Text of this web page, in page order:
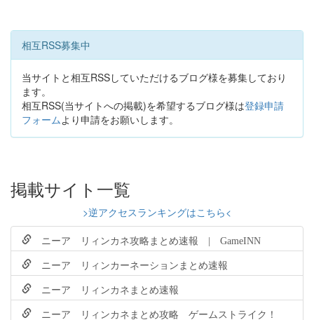
相互RSS募集中
当サイトと相互RSSしていただけるブログ様を募集しており
ます。
相互RSS(当サイトへの掲載)を希望するブログ様は登録申請
フォームより申請をお願いします。
掲載サイト一覧
>逆アクセスランキングはこちら<
ニーア リィンカネ攻略まとめ速報 | GameINN
ニーア リィンカーネーションまとめ速報
ニーア リィンカネまとめ速報
ニーア リィンカネまとめ攻略 ゲームストライク！